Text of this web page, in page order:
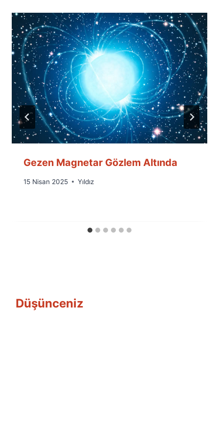
Gezen Magnetar Gözlem Altında
By
15 Nisan 2025 Yıldız
Düşünceniz